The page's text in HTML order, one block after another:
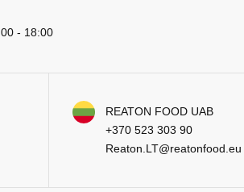
- 18:00
REATON FOOD UAB
+370 523 303 90
Reaton.LT@reatonfood.eu